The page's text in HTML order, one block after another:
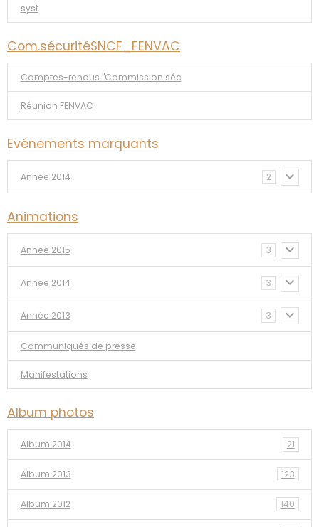
syst
Com.sécuritéSNCF_FENVAC
Comptes-rendus "Commission séc
Réunion FENVAC
Evénements marquants
Année 2014 2
Animations
Année 2015 3
Année 2014 3
Année 2013 3
Communiqués de presse
Manifestations
Album photos
Album 2014 21
Album 2013 123
Album 2012 140